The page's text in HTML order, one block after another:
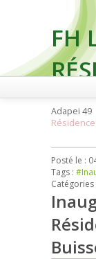
FH
Adapei 49
Posté le :
Tags :
Catégories